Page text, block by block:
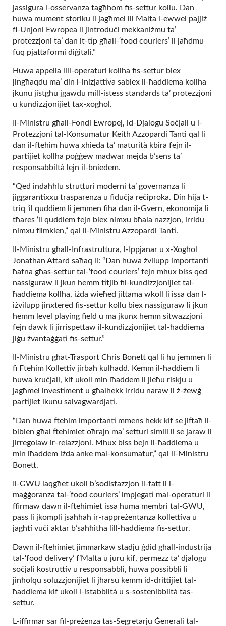
jassigura l-osservanza tagħhom fis-settur kollu. Dan
huwa mument storiku li jagħmel lil Malta l-ewwel pajjiż
fl-Unjoni Ewropea li jintroduċi mekkaniżmu ta’
protezzjoni ta’ dan it-tip għall-‘food couriers’ li jaħdmu
fuq pjattaformi diġitali.”
Huwa appella lill-operaturi kollha fis-settur biex
jingħaqdu ma’ din l-inizjattiva sabiex il-ħaddiema kollha
jkunu jistgħu jgawdu mill-istess standards ta’ protezzjoni
u kundizzjonijiet tax-xogħol.
Il-Ministru għall-Fondi Ewropej, id-Djalogu Soċjali u l-
Protezzjoni tal-Konsumatur Keith Azzopardi Tanti qal li
dan il-ftehim huwa xhieda ta’ maturità kbira fejn il-
partijiet kollha poġġew madwar mejda b’sens ta’
responsabbiltà lejn il-bniedem.
“Qed indaħħlu strutturi moderni ta’ governanza li
jiggarantixxu trasparenza u fiduċja reċiproka. Din hija t-
triq ‘il quddiem li jemmen fiha dan il-Gvern, ekonomija li
tħares ‘il quddiem fejn biex nimxu bħala nazzjon, irridu
nimxu flimkien,” qal il-Ministru Azzopardi Tanti.
Il-Ministru għall-Infrastruttura, l-Ippjanar u x-Xogħol
Jonathan Attard saħaq li: “Dan huwa żvilupp importanti
ħafna għas-settur tal-‘food couriers’ fejn mhux biss qed
nassiguraw li jkun hemm titjib fil-kundizzjonijiet tal-
ħaddiema kollha, iżda wieħed jittama wkoll li issa dan l-
iżvilupp jinxtered fis-settur kollu biex nassiguraw li jkun
hemm level playing field u ma jkunx hemm sitwazzjoni
fejn dawk li jirrispettaw il-kundizzjonijiet tal-ħaddiema
jiġu żvantaġġati fis-settur.”
Il-Ministru għat-Trasport Chris Bonett qal li hu jemmen li
fi Ftehim Kollettiv jirbaħ kulħadd. Kemm il-ħaddiem li
huwa kruċjali, kif ukoll min iħaddem li jieħu riskju u
jagħmel investiment u għalhekk irridu naraw li ż-żewġ
partijiet ikunu salvagwardjati.
“Dan huwa ftehim importanti mmens hekk kif se jiftaħ il-
bibien għal ftehimiet oħrajn ma’ setturi simili li se jaraw li
jirregolaw ir-relazzjoni. Mhux biss bejn il-ħaddiema u
min iħaddem iżda anke mal-konsumatur,” qal il-Ministru
Bonett.
Il-GWU laqgħet ukoll b’sodisfazzjon il-fatt li l-
maġġoranza tal-‘food couriers’ impjegati mal-operaturi li
ffirmaw dawn il-ftehimiet issa huma membri tal-GWU,
pass li jkompli jsaħħaħ ir-rappreżentanza kollettiva u
jagħti vuċi aktar b’saħħitha lill-ħaddiema fis-settur.
Dawn il-ftehimiet jimmarkaw stadju ġdid għall-industrija
tal-‘food delivery’ f’Malta u juru kif, permezz ta’ djalogu
soċjali kostruttiv u responsabbli, huwa possibbli li
jinħolqu soluzzjonijiet li jħarsu kemm id-drittijiet tal-
ħaddiema kif ukoll l-istabbiltà u s-sostenibbiltà tas-
settur.
L-iffirmar sar fil-preżenza tas-Segretarju Ġenerali tal-